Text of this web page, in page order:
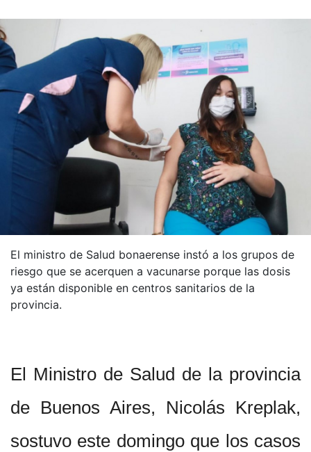
El ministro de Salud bonaerense instó a los grupos de
riesgo que se acerquen a vacunarse porque las dosis
ya están disponible en centros sanitarios de la
provincia.
El Ministro de Salud de la provincia
de Buenos Aires, Nicolás Kreplak,
sostuvo este domingo que los casos